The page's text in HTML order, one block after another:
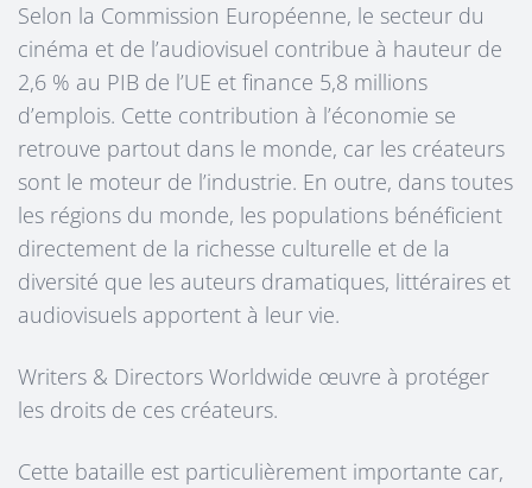
Selon la Commission Européenne, le secteur du
cinéma et de l’audiovisuel contribue à hauteur de
2,6 % au PIB de l’UE et finance 5,8 millions
d’emplois. Cette contribution à l’économie se
retrouve partout dans le monde, car les créateurs
sont le moteur de l’industrie. En outre, dans toutes
les régions du monde, les populations bénéficient
directement de la richesse culturelle et de la
diversité que les auteurs dramatiques, littéraires et
audiovisuels apportent à leur vie.
Writers & Directors Worldwide œuvre à protéger
les droits de ces créateurs.
Cette bataille est particulièrement importante car,